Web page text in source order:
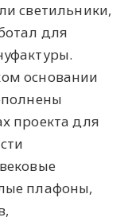
светильники,
для
основании
проекта для
плафоны,